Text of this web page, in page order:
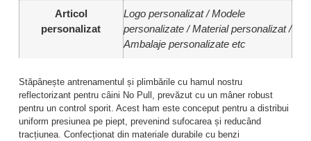
Articol
personalizat
Logo personalizat / Modele
personalizate / Material personalizat /
Ambalaje personalizate etc
Stăpânește antrenamentul și plimbările cu hamul nostru
reflectorizant pentru câini No Pull, prevăzut cu un mâner robust
pentru un control sporit. Acest ham este conceput pentru a distribui
uniform presiunea pe piept, prevenind sufocarea și reducând
tracțiunea. Confecționat din materiale durabile cu benzi